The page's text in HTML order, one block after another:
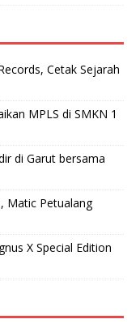
Cetak Sejarah
MPLS di SMKN 1
di Garut bersama
Matic Petualang
X Special Edition